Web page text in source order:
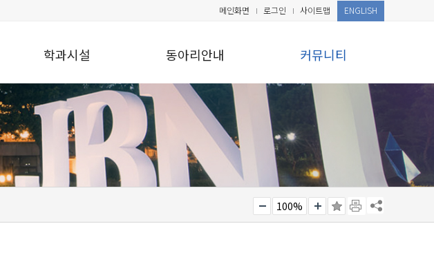
메인화면 로그인 사이트맵 ENGLISH
학과시설 동아리안내 커뮤니티
100%